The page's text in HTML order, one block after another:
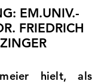
EM.UNIV.-
FRIEDRICH
hielt, als